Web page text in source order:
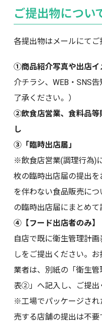
ご提出物につい
各提出物はメールにてご
①商品紹介写真や出店イ
介チラシ、WEB・SNS
了承ください。）
②飲食店営業、食料品等
し
③「臨時出店届」
※飲食店営業(調理行為)
枚の臨時出店届の提出
を伴わない食品販売に
の臨時出店届にまとめて
④【フード出店者のみ】
自店で既に衛生管理計
しをご提出ください。
業者は、別紙の「衛生
表②」へ記入し、ご提出
※工場でパッケージされ
売する店舗の提出は不要